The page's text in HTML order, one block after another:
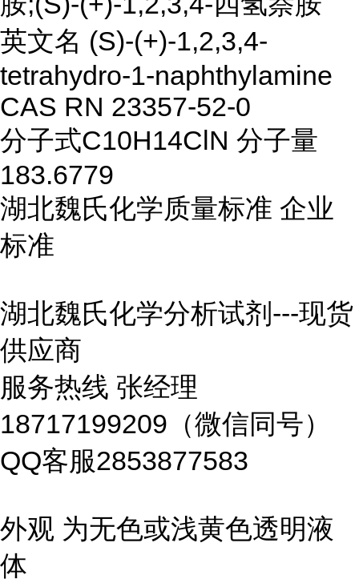
英文名 (S)-(+)-1,2,3,4-
tetrahydro-1-naphthylamine
CAS RN 23357-52-0
分子式C10H14ClN 分子量
183.6779
湖北魏氏化学质量标准 企业
标准
湖北魏氏化学分析试剂---现货
供应商
服务热线 张经理
18717199209 （微信同号）
QQ客服2853877583
外观 为无色或浅黄色透明液
体